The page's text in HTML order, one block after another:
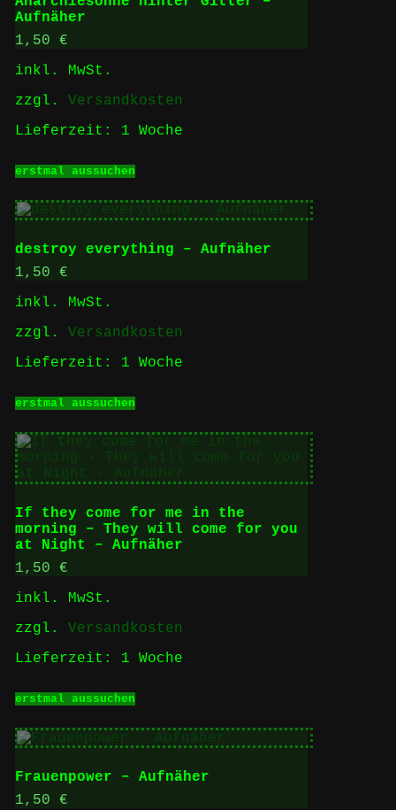
Optionen
werden
Aufnäher
1,50 €
inkl. MwSt.
zzgl. Versandkosten
Lieferzeit: 1 Woche
erstmal aussuchenProdukt
mehrere
Varianten
auf.
Die
Produktseite
werden
destroy everything – Aufnäher
1,50 €
inkl. MwSt.
zzgl. Versandkosten
Lieferzeit: 1 Woche
erstmal aussuchenProdukt
mehrere
Varianten
auf.
Die
Optionen
können
auf
der
If they come for me in the
morning – They will come for you
at Night – Aufnäher
1,50 €
inkl. MwSt.
zzgl. Versandkosten
Lieferzeit: 1 Woche
erstmal aussuchenProdukt
mehrere
Varianten
auf.
Die
Frauenpower – Aufnäher
1,50 €